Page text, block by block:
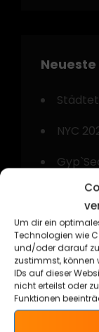
Um dir ein
Technologien wie
und/oder darauf
zustimmst, können
IDs auf dieser
nicht erteilst oder
Funktionen
NYC